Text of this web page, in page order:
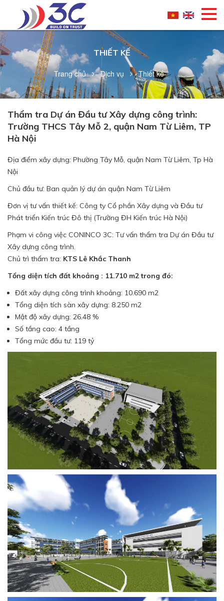
THIẾT KẾ
Trang chủ Dịch vụ Thiết kế
Thẩm tra Dự án Đầu tư Xây dựng công trình:
Trường THCS Tây Mỗ 2, quận Nam Từ Liêm, TP
Hà Nội
Địa điểm xây dựng: Phường Tây Mỗ, quận Nam Từ Liêm, Tp Hà
Nội
Chủ đầu tư: Ban quản lý dự án quận Nam Từ Liêm
Đơn vị tư vấn thiết kế: Công ty Cổ phần Xây dựng và Đầu tư
Phát triển Kiến trúc Đô thị (Trường ĐH Kiến trúc Hà Nội)
Phạm vi công việc CONINCO 3C: Tư vấn thẩm tra Dự án Đầu tư
Xây dựng công trình.
Chủ trì thẩm tra: KTS Lê Khắc Thanh
Tổng diện tích đất khoảng : 11.710 m2 trong đó:
Đất xây dựng công trình khoảng: 10.690 m2
Tổng diện tích sàn xây dựng: 8.250 m2
Mật độ xây dựng: 26.48 %
Số tầng cao: 4 tầng
Tổng mức đầu tư: 119 tỷ